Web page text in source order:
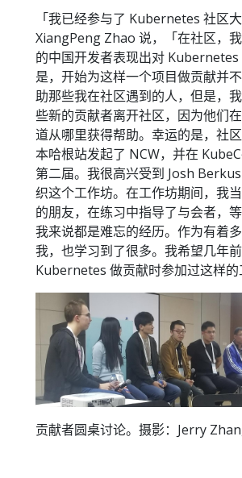
「我已经参与了 Kubernetes 社区大
XiangPeng Zhao 说，「在社区，
的中国开发者表现出对 Kubernetes
是，开始为这样一个项目做贡献并
助那些我在社区遇到的人，但是，
些新的贡献者离开社区，因为他们
道从哪里获得帮助。幸运的是，社
本哈根站发起了 NCW，并在
第二届。我很高兴受到 Josh
织这个工作坊。在工作坊期间，我
的朋友，在练习中指导了与会者，
我来说都是难忘的经历。作为有着
我，也学习到了很多。我希望几年
Kubernetes 做贡献时参加过这样的
贡献者圆桌讨论。摄影：Jerry